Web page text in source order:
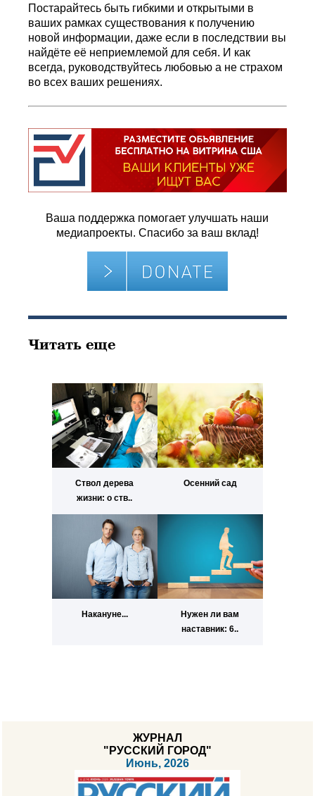
Постарайтесь быть гибкими и открытыми в
ваших рамках существования к получению
новой информации, даже если в последствии вы
найдёте её неприемлемой для себя. И как
всегда, руководствуйтесь любовью а не страхом
во всех ваших решениях.
Ваша поддержка помогает улучшать наши
медиапроекты. Спасибо за ваш вклад!
Читать еще
Ствол дерева
жизни: о ств..
Осенний сад
Накануне...
Нужен ли вам
наставник: 6..
ЖУРНАЛ
"РУССКИЙ ГОРОД"
Июнь, 2026